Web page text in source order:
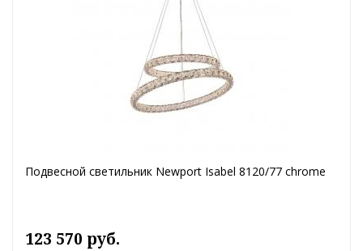
Подвесной светильник Newport Isabel 8120/77 chrome
123 570 руб.